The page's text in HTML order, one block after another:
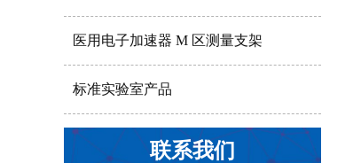
医用电子加速器 M 区测量支架
标准实验室产品
联系我们